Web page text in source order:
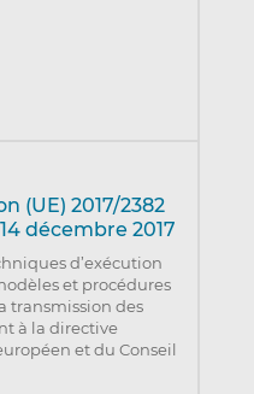
(UE) 2017/2382
décembre 2017
d’exécution
et procédures
transmission des
à la directive
et du Conseil